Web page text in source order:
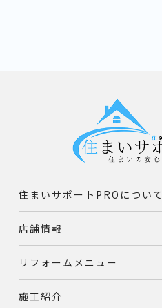
住まいサポートPROについて
店舗情報
リフォームメニュー
施工紹介